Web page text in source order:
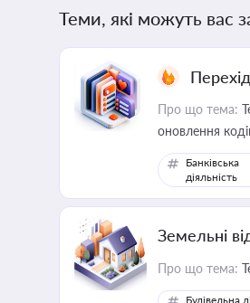
Теми, які можуть вас
Про що тема:
оновлення
Банківська
діяльність
Земельні
Про що тема:
Будівельна